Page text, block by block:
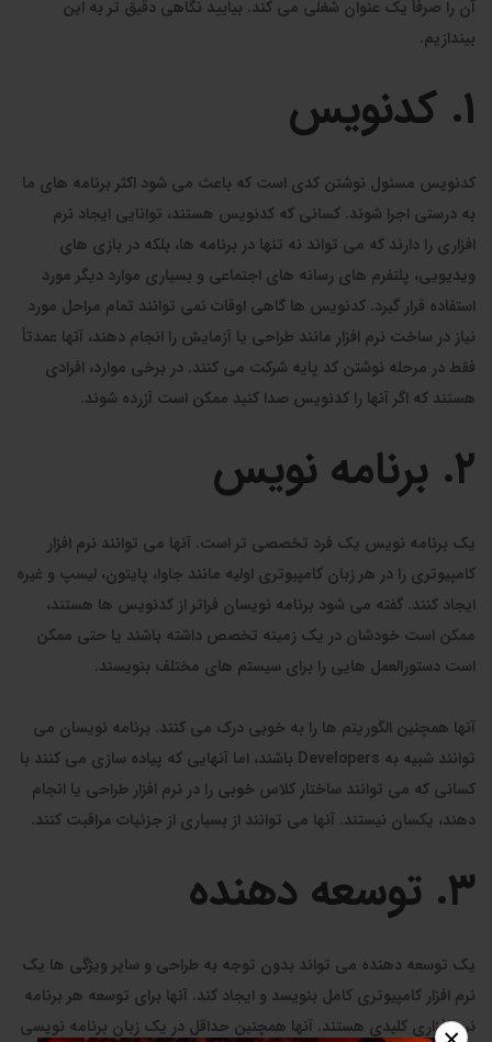
آن را صرفاً یک عنوان شغلی می کند. بیایید نگاهی دقیق تر به این
بیندازیم.
۱. کدنویس
کدنویس مسئول نوشتن کدی است که باعث می شود اکثر برنامه های ما
به درستی اجرا شوند. کسانی که کدنویس هستند، توانایی ایجاد نرم
افزاری را دارند که می تواند نه تنها در برنامه ها، بلکه در بازی های
ویدیویی، پلتفرم های رسانه های اجتماعی و بسیاری موارد دیگر مورد
استفاده قرار گیرد. کدنویس ها گاهی اوقات نمی توانند تمام مراحل مورد
نیاز در ساخت نرم افزار مانند طراحی یا آزمایش را انجام دهند، آنها عمدتاً
فقط در مرحله نوشتن کد پایه شرکت می کنند. در برخی موارد، افرادی
هستند که اگر آنها را کدنویس صدا کنید ممکن است آزرده شوند.
۲. برنامه نویس
یک برنامه نویس یک فرد تخصصی تر است. آنها می توانند نرم افزار
کامپیوتری را در هر زبان کامپیوتری اولیه مانند جاوا، پایتون، لیسپ و غیره
ایجاد کنند. گفته می شود برنامه نویسان فراتر از کدنویس ها هستند،
ممکن است خودشان در یک زمینه تخصص داشته باشند یا حتی ممکن
است دستورالعمل هایی را برای سیستم های مختلف بنویسند.
آنها همچنین الگوریتم ها را به خوبی درک می کنند. برنامه نویسان می
توانند شبیه به Developers باشند، اما آنهایی که پیاده سازی می کنند با
کسانی که می توانند ساختار کلاس خوبی را در نرم افزار طراحی یا انجام
دهند، یکسان نیستند. آنها می توانند از بسیاری از جزئیات مراقبت کنند.
۳. توسعه دهنده
یک توسعه دهنده می تواند بدون توجه به طراحی و سایر ویژگی ها یک
نرم افزار کامپیوتری کامل بنویسد و ایجاد کند. آنها برای توسعه هر برنامه
نرم افزاری کلیدی هستند. آنها همچنین حداقل در یک زبان برنامه نویسی